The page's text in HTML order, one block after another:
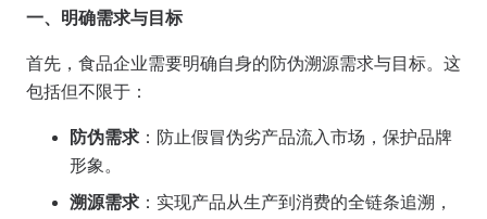
一、明确需求与目标
首先，食品企业需要明确自身的防伪溯源需求与目标。这
包括但不限于：
防伪需求 ：防止假冒伪劣产品流入市场，保护品牌
形象。
溯源需求 ：实现产品从生产到消费的全链条追溯，